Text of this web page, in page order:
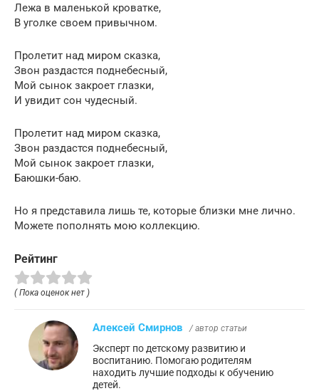
Лежа в маленькой кроватке,
В уголке своем привычном.
Пролетит над миром сказка,
Звон раздастся поднебесный,
Мой сынок закроет глазки,
И увидит сон чудесный.
Пролетит над миром сказка,
Звон раздастся поднебесный,
Мой сынок закроет глазки,
Баюшки-баю.
Но я представила лишь те, которые близки мне лично.
Можете пополнять мою коллекцию.
Рейтинг
( Пока оценок нет )
Алексей Смирнов / автор статьи
Эксперт по детскому развитию и
воспитанию. Помогаю родителям
находить лучшие подходы к обучению
детей.